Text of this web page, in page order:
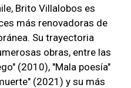
Brito Villalobos es
más renovadoras de
Su trayectoria
obras, entre las
(2010), "Mala poesía"
(2021) y su más